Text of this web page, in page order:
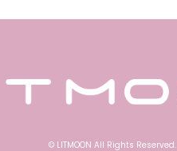
© LITMOON All Rights Reserved.